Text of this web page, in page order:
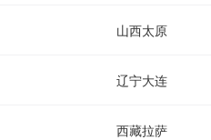
山西太原
辽宁大连
西藏拉萨